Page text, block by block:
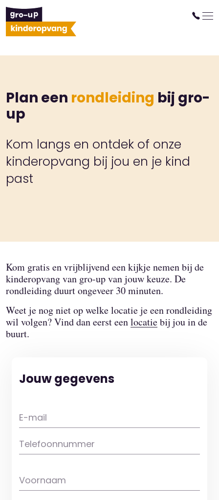
Plan een rondleiding bij gro-
up
Kom langs en ontdek of onze
kinderopvang bij jou en je kind
past
Kom gratis en vrijblijvend een kijkje nemen bij de
kinderopvang van gro-up van jouw keuze. De
rondleiding duurt ongeveer 30 minuten.
Weet je nog niet op welke locatie je een rondleiding
wil volgen? Vind dan eerst eenlocatiebij jou in de
buurt.
Jouw gegevens
E-mail
Telefoonnummer
Voornaam